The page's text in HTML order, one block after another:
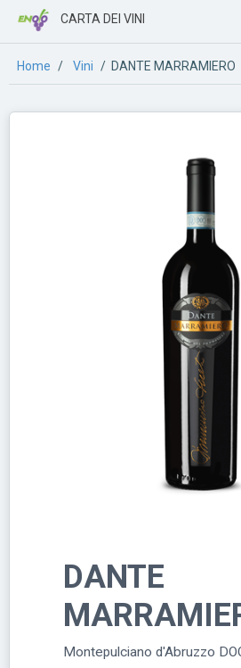
CARTA DEI VINI
Home / Vini / DANTE MARRAMIERO
DANTE
Montepulciano d'Abruzzo